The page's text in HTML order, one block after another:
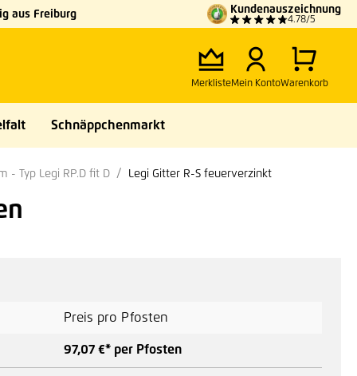
aus Freiburg Kundenauszeichnung
4.78/5
MerklisteMein KontoWarenkorb
Schnäppchenmarkt
- Typ Legi RP.D fit D Legi Gitter R-S feuerverzinkt
Preis pro Pfosten
97,07 €* per Pfosten